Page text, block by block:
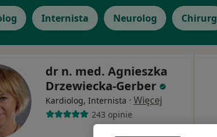
Internista Neurolog Chirurg
dr n. med. Agnieszka
Drzewiecka-Gerber
Kardiolog, Internista · Więcej
243 opinie